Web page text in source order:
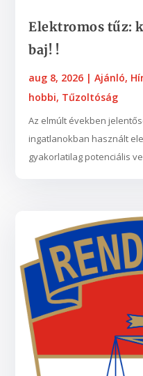
Elektromos tűz:
baj! !
aug 8, 2026 |Ajánló,
hobbi, Tűzoltóság
Az elmúlt években
ingatlanokban használt
gyakorlatilag potenciális